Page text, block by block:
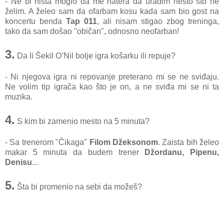
želim. A želeo sam da ofarbam kosu kada sam bio gost na
koncertu benda Tap 011, ali nisam stigao zbog treninga,
tako da sam došao "običan", odnosno neofarban!
3. Da li Šekil O’Nil bolje igra košarku ili repuje?
- Ni njegova igra ni repovanje preterano mi se ne sviđaju.
Ne volim tip igrača kao što je on, a ne sviđa mi se ni ta
muzika.
4. S kim bi zamenio mesto na 5 minuta?
- Sa trenerom "Čikaga" Filom Džeksonom. Zaista bih želeo
makar 5 minuta da budem trener
Džordanu, Pipenu,
Denisu...
5. Šta bi promenio na sebi da možeš?